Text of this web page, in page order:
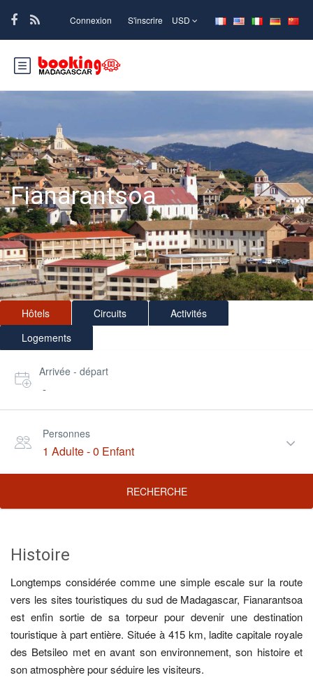
Connexion S'inscrire USD
Fianarantsoa
Hôtels Circuits
Activités
Logements
Arrivée - départ
-
Personnes
1 Adulte-0 Enfant
RECHERCHE
Histoire
Longtemps considérée comme une simple escale sur la route
vers les sites touristiques du sud de Madagascar, Fianarantsoa
est enfin sortie de sa torpeur pour devenir une destination
touristique à part entière. Située à 415 km, ladite capitale royale
des Betsileo met en avant son environnement, son histoire et
son atmosphère pour séduire les visiteurs.